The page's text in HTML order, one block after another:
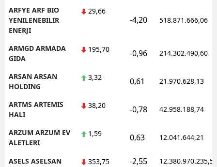
ARFYE ARF BIO
YENILENEBILIR
ENERJI
29,66
-4,20 518.871.666,06
ARMGD ARMADA
GIDA
195,70 -0,96 214.302.490,60
ARSAN ARSAN
HOLDING
3,32 0,61 21.970.628,13
ARTMS ARTEMIS
HALI
38,20 -0,78 42.958.188,74
ARZUM ARZUM EV
ALETLERI
1,59 0,63 12.041.644,21
ASELS ASELSAN 353,75 -2,55 12.380.970.235,50